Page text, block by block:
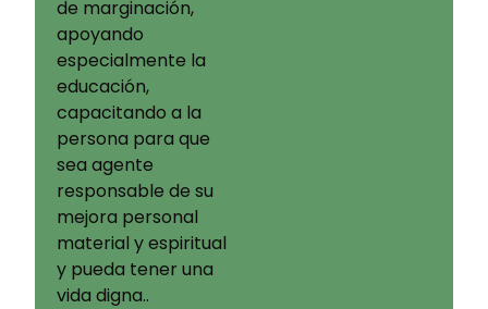
de marginación,
apoyando
especialmente la
educación,
capacitando a la
persona para que
sea agente
responsable de su
mejora personal
material y espiritual
y pueda tener una
vida digna..